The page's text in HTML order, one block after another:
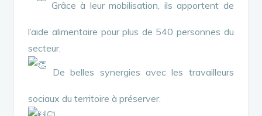
Grâce à leur mobilisation, ils apportent de
l’aide alimentaire pour plus de 540 personnes du
secteur.
De belles synergies avec les travailleurs
sociaux du territoire à préserver.